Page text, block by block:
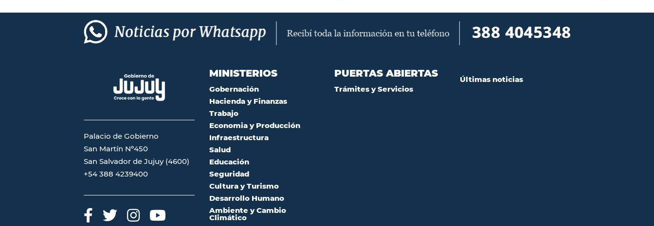
Palacio de Gobierno
San Martín Nº450
San Salvador de Jujuy (4600)
+54 388 4239400
MINISTERIOS
Gobernación
Hacienda y Finanzas
Trabajo
Economia y Producción
Infraestructura
Salud
Educación
Seguridad
Cultura y Turismo
Desarrollo Humano
Ambiente y Cambio
Climático
PUERTAS ABIERTAS
Trámites y Servicios
Últimas noticias